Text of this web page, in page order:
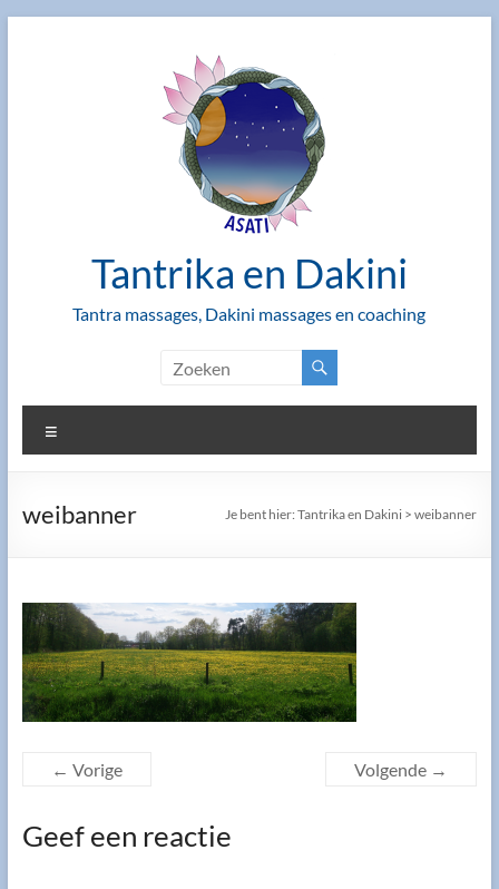
Tantrika en Dakini
Tantra massages, Dakini massages en coaching
weibanner Je bent hier:Tantrika en Dakini >weibanner
← Vorige Volgende →
Geef een reactie